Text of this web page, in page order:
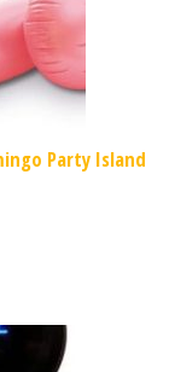
Party Island